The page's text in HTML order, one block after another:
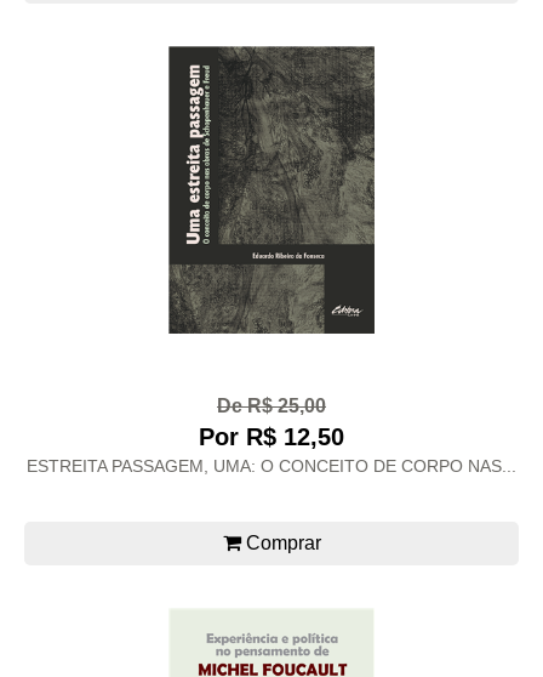
De R$ 25,00
Por R$ 12,50
ESTREITA PASSAGEM, UMA: O CONCEITO DE CORPO NAS...
Comprar